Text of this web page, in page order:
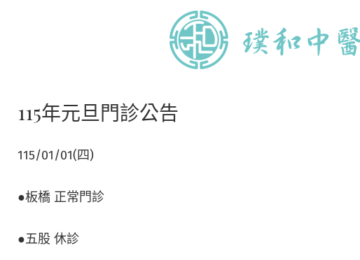
115年元旦門診公告
115/01/01(四)
●板橋 正常門診
●五股 休診